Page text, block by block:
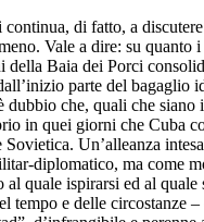
continua, di fatto, a
Vale a dire: su quanto
della Baia dei Porci
parte del bagaglio
dubbio che, quali che siano
in quei giorni che Cuba
Un’alleanza
diplomatico, ma come
quale ispirarsi ed al quale
tempo e delle circostanze –